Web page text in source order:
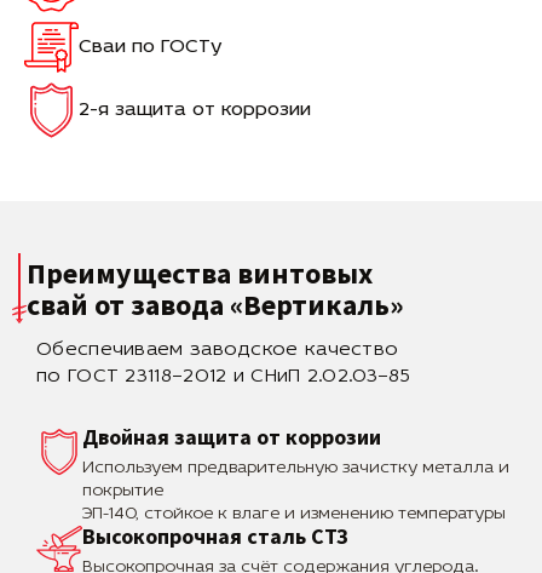
Сваи по ГОСТу
2-я защита от коррозии
Преимущества винтовых
свай от завода «Вертикаль»
Обеспечиваем заводское качество
по ГОСТ 23118–2012 и СНиП 2.02.03–85
Двойная защита от коррозии
Используем предварительную зачистку металла и
покрытие
ЭП-140, стойкое к влаге и изменению температуры
Высокопрочная сталь СТЗ
Высокопрочная за счёт содержания углерода.